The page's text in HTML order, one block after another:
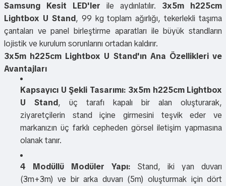
Samsung Kesit LED'ler ile aydınlatılır. 3x5m h225cm
Lightbox U Stand, 99 kg toplam ağırlığı, tekerlekli taşıma
çantaları ve panel birleştirme aparatları ile büyük standların
lojistik ve kurulum sorunlarını ortadan kaldırır.
3x5m h225cm Lightbox U Stand'ın Ana Özellikleri ve
Avantajları
Kapsayıcı U Şekli Tasarımı: 3x5m h225cm Lightbox
U Stand, üç tarafı kapalı bir alan oluşturarak,
ziyaretçilerin stand içine girmesini teşvik eder ve
markanızın üç farklı cepheden görsel iletişim yapmasına
olanak tanır.
4 Modüllü Modüler Yapı: Stand, iki yan duvarı
(3m+3m) ve bir arka duvarı (5m) oluşturmak için dört